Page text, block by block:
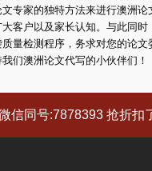
专家的独特方法来进行澳洲论
客户以及家长认知。与此同
量检测程序，务求对您的论文
们澳洲论文代写的小伙伴们！
信同号:7878393 抢折扣